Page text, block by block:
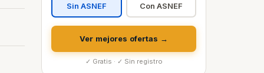
Sin ASNEF Con ASNEF
Ver mejores ofertas →
✓ Gratis · ✓ Sin registro